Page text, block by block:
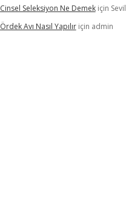
Cinsel Seleksiyon Ne Demekiçin Sevil
Ördek Avı Nasıl Yapılıriçin admin